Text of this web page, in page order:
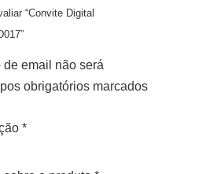
“Convite Digital
email não será
obrigatórios marcados
*